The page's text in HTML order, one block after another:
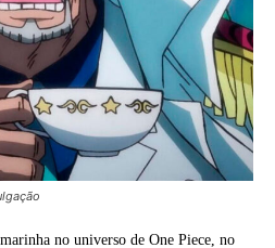
no universo de One Piece, no